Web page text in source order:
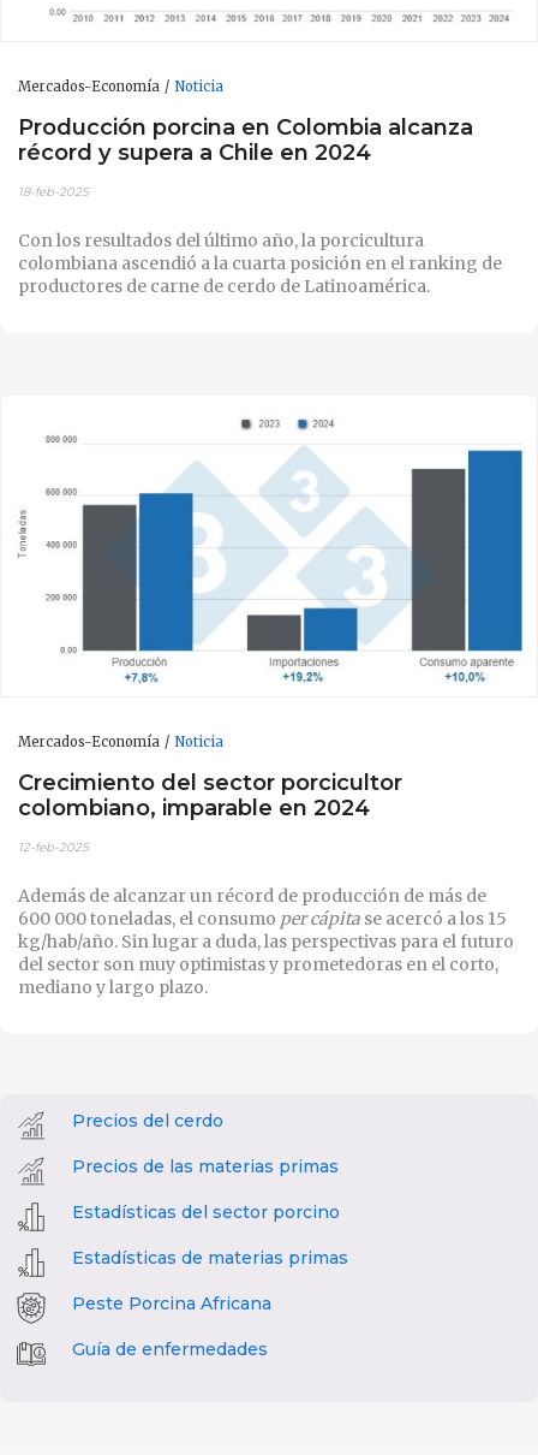
Mercados-Economía Noticia
Producción porcina en Colombia alcanza
récord y supera a Chile en 2024
18-feb-2025
Con los resultados del último año, la porcicultura
colombiana ascendió a la cuarta posición en el ranking de
productores de carne de cerdo de Latinoamérica.
Mercados-Economía Noticia
Crecimiento del sector porcicultor
colombiano, imparable en 2024
12-feb-2025
Además de alcanzar un récord de producción de más de
600 000 toneladas, el consumo per cápita se acercó a los 15
kg/hab/año. Sin lugar a duda, las perspectivas para el futuro
del sector son muy optimistas y prometedoras en el corto,
mediano y largo plazo.
Precios del cerdo
Precios de las materias primas
Estadísticas del sector porcino
Estadísticas de materias primas
Peste Porcina Africana
Guía de enfermedades